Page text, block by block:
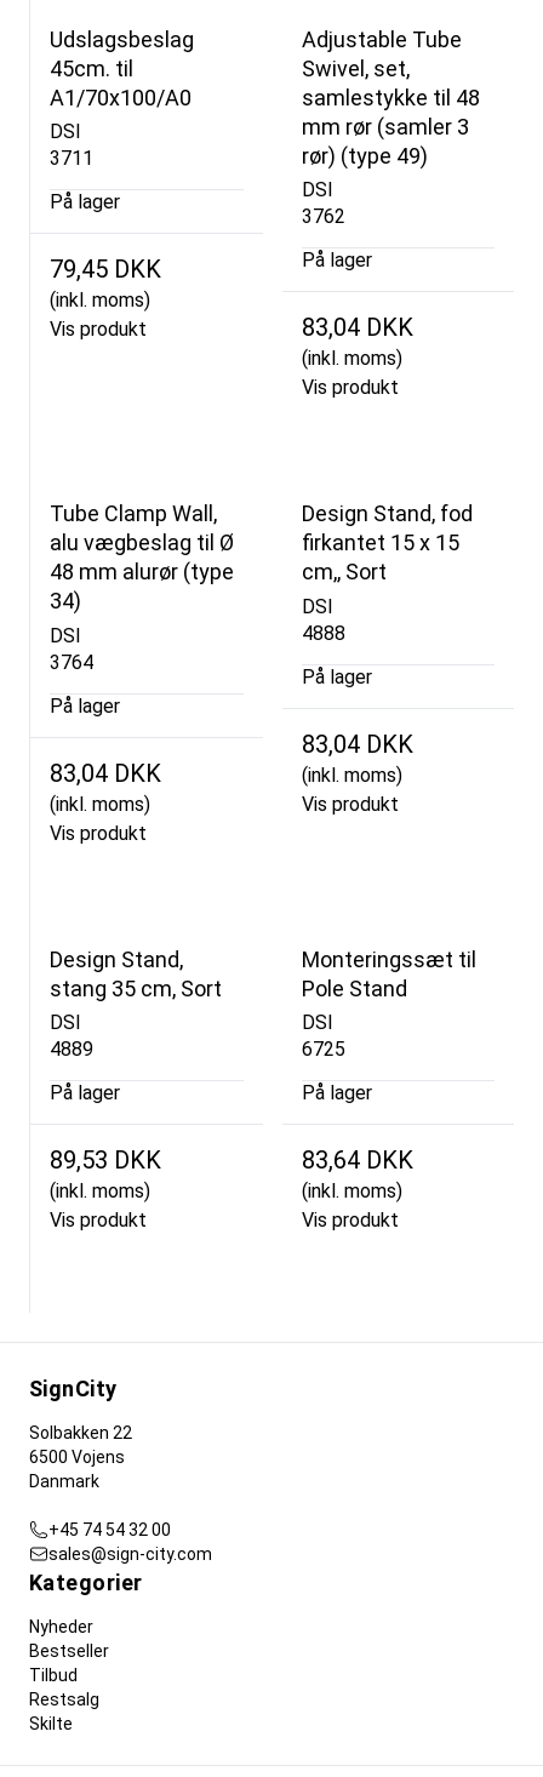
Udslagsbeslag
45cm. til
A1/70x100/A0
DSI
3711
På lager
79,45 DKK
(inkl. moms)
Vis produkt
Adjustable Tube
Swivel, set,
samlestykke til 48
mm rør (samler 3
rør) (type 49)
DSI
3762
På lager
83,04 DKK
(inkl. moms)
Vis produkt
Tube Clamp Wall,
alu vægbeslag til Ø
48 mm alurør (type
34)
DSI
3764
På lager
83,04 DKK
(inkl. moms)
Vis produkt
Design Stand, fod
firkantet 15 x 15
cm,, Sort
DSI
4888
På lager
83,04 DKK
(inkl. moms)
Vis produkt
Design Stand,
stang 35 cm, Sort
DSI
4889
På lager
89,53 DKK
(inkl. moms)
Vis produkt
Monteringssæt til
Pole Stand
DSI
6725
På lager
83,64 DKK
(inkl. moms)
Vis produkt
SignCity
Solbakken 22
6500 Vojens
Danmark
+45 74 54 32 00
sales@sign-city.com
Kategorier
Nyheder
Bestseller
Tilbud
Restsalg
Skilte